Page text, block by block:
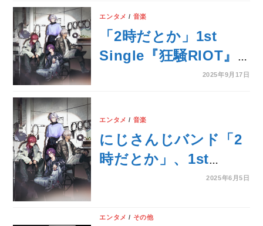
年を記念したフェア
が、全国アニメイトで
11月1日から開催！
撮りおろしビジュアル
などの実施も!!
エンタメ / 音楽
「2時だとか」1st
Single『狂騒RIOT』
本日2025年9月17日
メント、楽曲クリエイ
ターコメント到着！さ
らにカラオケ配信も開
2025年9月17日
エンタメ / 音楽
にじさんじバンド「2
時だとか」、1st
Single『狂騒RIOT』
発売決定！
2025年6月5日
エンタメ / その他